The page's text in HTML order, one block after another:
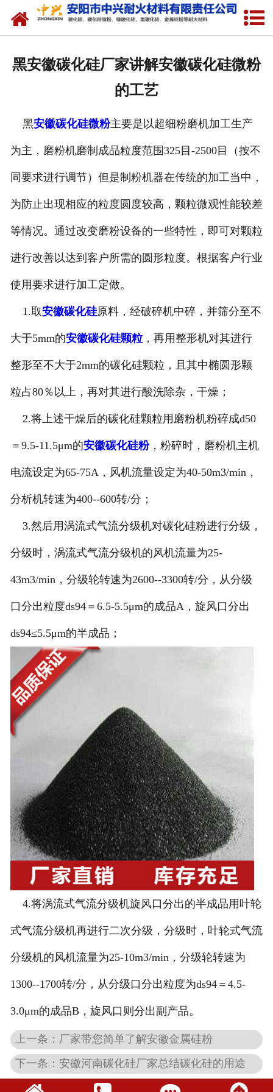
网站首页
联系我们
黑安徽碳化硅厂家讲解安徽碳化硅微粉
的工艺
黑安徽碳化硅微粉主要是以超细粉磨机加工生产
为主，磨粉机磨制成品粒度范围325目-2500目（按不
同要求进行调节）但是制粉机器在传统的加工当中，
为防止出现相应的粒度圆度较高，颗粒微观性能较差
等情况。通过改变磨粉设备的一些特性，即可对颗粒
进行改善以达到客户所需的圆形粒度。根据客户行业
使用要求进行加工定做。
1.取安徽碳化硅原料，经破碎机中碎，并筛分至不
大于5mm的安徽碳化硅颗粒，再用整形机对其进行
整形至不大于2mm的碳化硅颗粒，且其中椭圆形颗
粒占80％以上，再对其进行酸洗除杂，干燥；
2.将上述干燥后的碳化硅颗粒用磨粉机粉碎成d50
＝9.5-11.5μm的安徽碳化硅粉，粉碎时，磨粉机主机
电流设定为65-75A，风机流量设定为40-50m3/min，
分析机转速为400--600转/分；
3.然后用涡流式气流分级机对碳化硅粉进行分级，
分级时，涡流式气流分级机的风机流量为25-
43m3/min，分级轮转速为2600--3300转/分，从分级
口分出粒度ds94＝6.5-5.5μm的成品A，旋风口分出
ds94≤5.5μm的半成品；
4.将涡流式气流分级机旋风口分出的半成品用叶轮
式气流分级机再进行二次分级，分级时，叶轮式气流
分级机的风机流量为25-10m3/min，分级轮转速为
1300--1700转/分，从分级口分出粒度为ds94＝4.5-
3.0μm的成品B，旋风口则分出副产品。
上一条：厂家带您简单了解安徽金属硅粉
下一条：安徽河南碳化硅厂家总结碳化硅的用途